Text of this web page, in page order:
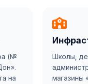
(№
на
Школы,
магазины